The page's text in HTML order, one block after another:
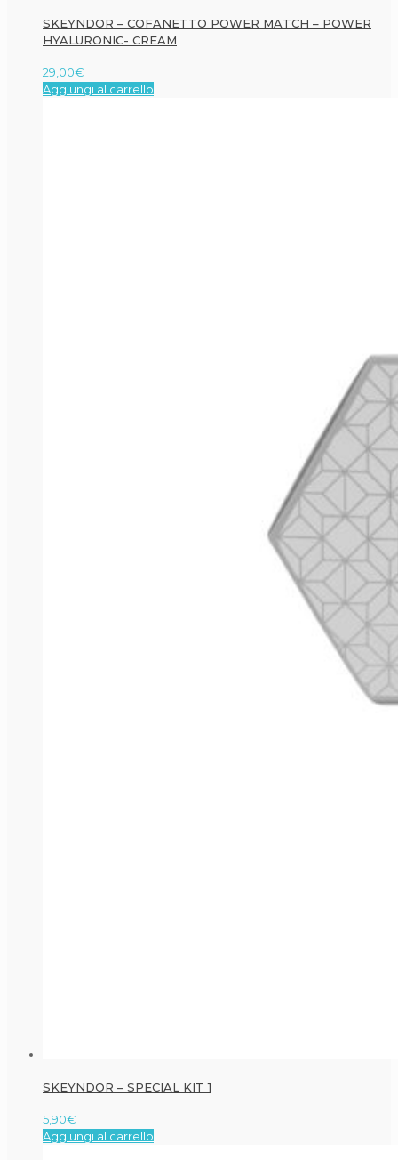
SKEYNDOR – COFANETTO POWER MATCH – POWER
HYALURONIC- CREAM
29,00€
Aggiungi al carrello
SKEYNDOR – SPECIAL KIT 1
5,90€
Aggiungi al carrello